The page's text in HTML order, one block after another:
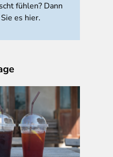
Netto-Werbung, S. 16,
fühlen? Dann
es hier.